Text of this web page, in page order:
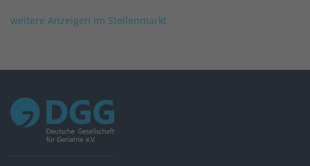
weitere Anzeigen im Stellenmarkt